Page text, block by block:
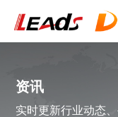
资讯
实时更新行业动态